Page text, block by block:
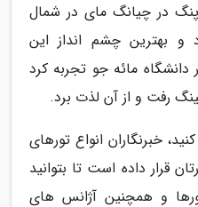
در چیانگ مای در شمال
و بهترین چشم انداز این
مائه جو تجربه کرد
رفت و از آن لذت برد.
خبرنگاران انواع تورهای
قرار داده است تا بتوانید
و همچنین آژانس های